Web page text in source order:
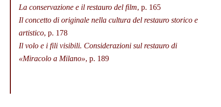
La conservazione e il restauro del film, p. 165
Il concetto di originale nella cultura del restauro storico e
artistico, p. 178
Il volo e i fili visibili. Considerazioni sul restauro di
«Miracolo a Milano», p. 189